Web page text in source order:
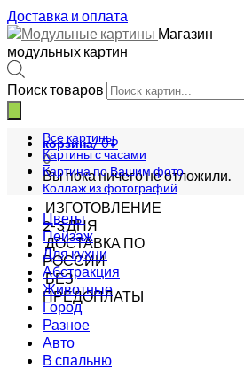
Доставка и оплата
Магазин
модульных картин
Поиск товаров
корзина/0₽
0
Вы пока ничего не отложили.
ИЗГОТОВЛЕНИЕ
2-3 ДНЯ
ДОСТАВКА ПО
РОССИИ
БЕЗ
ПРЕДОПЛАТЫ
Все картины
Картины с часами
Картина по Вашим фото
Коллаж из фотографий
Цветы
Пейзаж
Для кухни
Абстракция
Животные
Город
Разное
Авто
В спальню